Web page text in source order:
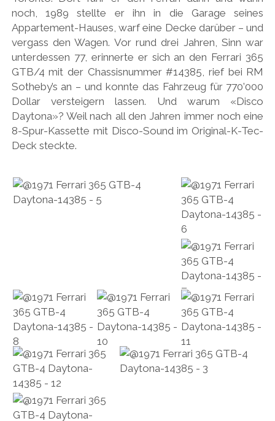
noch, 1989 stellte er ihn in die Garage seines
Appartement-Hauses, warf eine Decke darüber – und
vergass den Wagen. Vor rund drei Jahren, Sinn war
unterdessen 77, erinnerte er sich an den Ferrari 365
GTB/4 mit der Chassisnummer #14385, rief bei RM
Sotheby’s an – und konnte das Fahrzeug für 770’000
Dollar versteigern lassen. Und warum «Disco
Daytona»? Weil nach all den Jahren immer noch eine
8-Spur-Kassette mit Disco-Sound im Original-K-Tec-
Deck steckte.